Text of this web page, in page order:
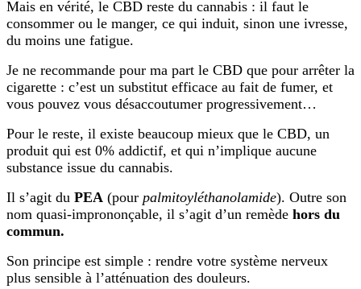
Mais en vérité, le CBD reste du cannabis : il faut le
consommer ou le manger, ce qui induit, sinon une ivresse,
du moins une fatigue.
Je ne recommande pour ma part le CBD que pour arrêter la
cigarette : c’est un substitut efficace au fait de fumer, et
vous pouvez vous désaccoutumer progressivement…
Pour le reste, il existe beaucoup mieux que le CBD, un
produit qui est 0% addictif, et qui n’implique aucune
substance issue du cannabis.
Il s’agit du PEA (pour palmitoyléthanolamide). Outre son
nom quasi-imprononçable, il s’agit d’un remède hors du
commun.
Son principe est simple : rendre votre système nerveux
plus sensible à l’atténuation des douleurs.